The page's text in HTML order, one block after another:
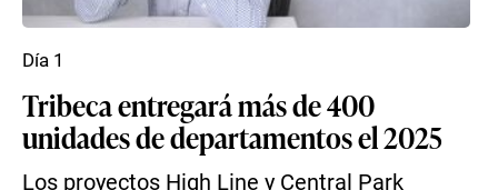
Tribeca entregará más de 400
unidades de departamentos el 2025
Los proyectos High Line y Central Park
Día 1